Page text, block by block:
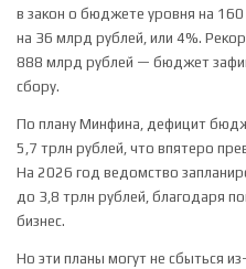
в закон о бюджете уровня на
на 36 млрд рублей, или 4%.
888 млрд рублей — бюджет
сбору.
По плану Минфина, дефицит
5,7 трлн рублей, что впятеро
На 2026 год ведомство
до 3,8 трлн рублей, благодаря
бизнес.
Но эти планы могут не сбыться